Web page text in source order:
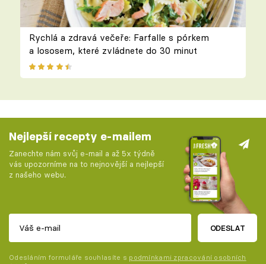
Rychlá a zdravá večeře: Farfalle s pórkem
a lososem, které zvládnete do 30 minut
Nejlepší recepty e-mailem
Zanechte nám svůj e-mail a až 5x týdně
vás upozorníme na to nejnovější a nejlepší
z našeho webu.
ODESLAT
Odesláním formuláře souhlasíte s podmínkami zpracování osobních